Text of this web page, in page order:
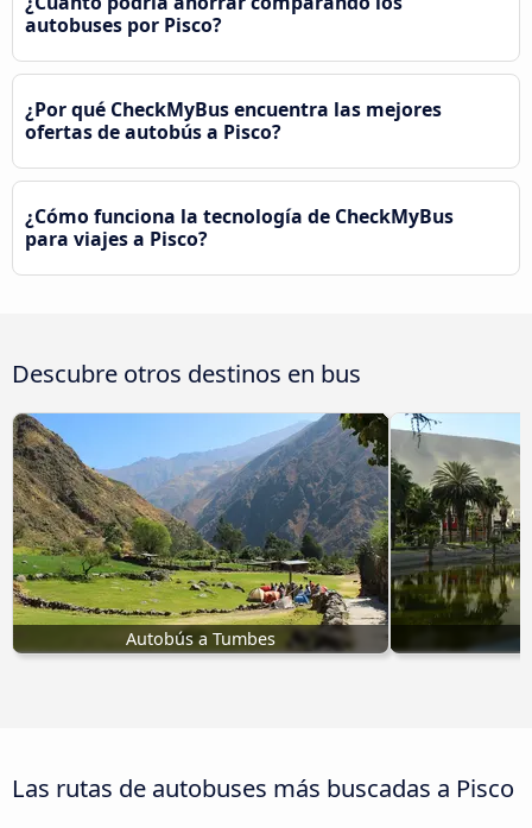
autobuses por Pisco?
¿Por qué CheckMyBus encuentra las mejores
ofertas de autobús a Pisco?
¿Cómo funciona la tecnología de CheckMyBus
para viajes a Pisco?
Descubre otros destinos en bus
Autobús a Tumbes
Las rutas de autobuses más buscadas a Pisco